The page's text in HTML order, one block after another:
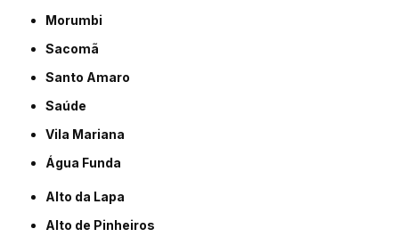
Morumbi
Sacomã
Santo Amaro
Saúde
Vila Mariana
Água Funda
Alto da Lapa
Alto de Pinheiros